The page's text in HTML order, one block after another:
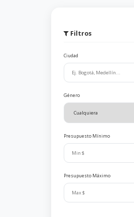
Filtros
Ciudad
Género
Presupuesto Mínimo
Presupuesto Máximo